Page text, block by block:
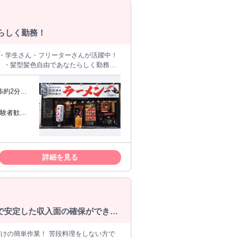
ます！ 週1日～、1日3h
OK！ ◯時間・曜日の組み合わせは自
応してくれます！ ■魅力は趣味や夢
しく勤務！
生さん・フリーターさんが活躍中！
・髪型髪色自由であなたらしく勤務！
盛
助がメインとなりますが、簡単な調
なたのライフスタイルに合わせた 働
イベートと両立いただけるよう でき
ています！ カフェ・居酒
経験がある方も活躍中です！ 【4
も可能！ 新生活が落ち着いてから働
garden-saiyou.jp/
約2分、
者歓迎
その他
詳細を見る
安定した収入面の確保ができま